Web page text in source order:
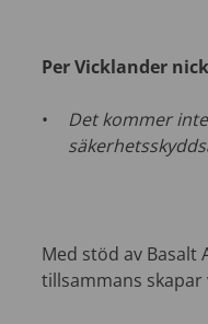
Per Vicklander
Det kommer
Med stöd av Basalt
tillsammans